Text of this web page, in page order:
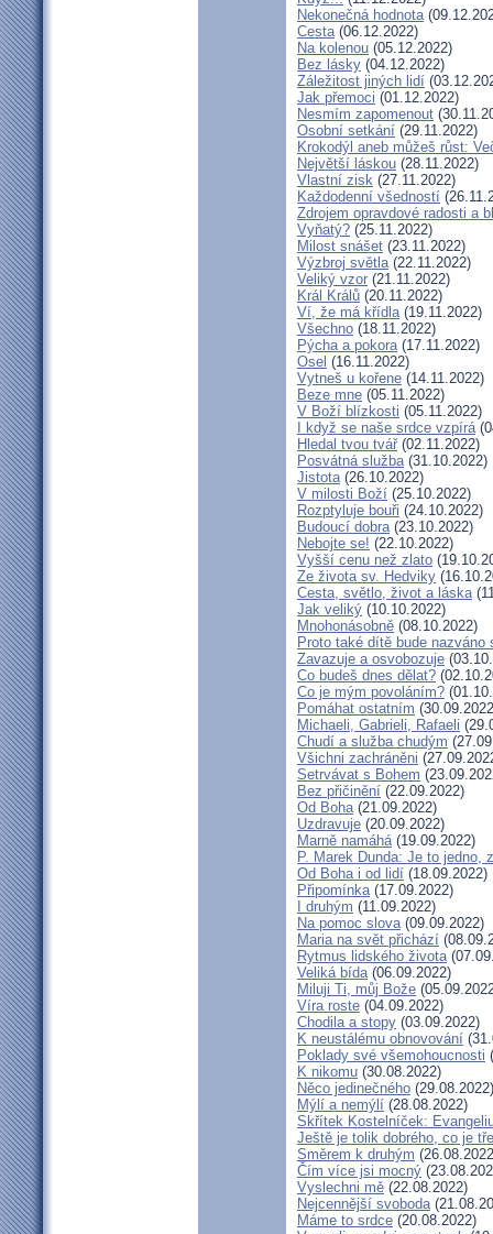
Nekonečná hodnota
Cesta(06.12.2022)
Na kolenou (05.12.2022)
Bez lásky (04.12.2022)
Záležitost jiných lidí
Jak přemoci (01.12.2022)
Nesmím zapomenout
Osobní setkání (29.11.2022)
Krokodýl aneb můžeš růst:
Největší láskou (28.11.2022)
Vlastní zisk (27.11.2022)
Každodenní všedností
Zdrojem opravdové radosti a
Vyňatý? (25.11.2022)
Milost snášet (23.11.2022)
Výzbroj světla(22.11.2022)
Veliký vzor (21.11.2022)
Král Králů (20.11.2022)
Ví, že má křídla(19.11.2022)
Všechno (18.11.2022)
Pýcha a pokora(17.11.2022)
Osel (16.11.2022)
Vytneš u kořene (14.11.2022)
Beze mne (05.11.2022)
V Boží blízkosti (05.11.2022)
I když se naše srdce vzpírá
Hledal tvou tvář(02.11.2022)
Posvátná služba(31.10.2022)
Jistota(26.10.2022)
V milosti Boží (25.10.2022)
Rozptyluje bouři (24.10.2022)
Budoucí dobra(23.10.2022)
Nebojte se! (22.10.2022)
Vyšší cenu než zlato
Ze života sv. Hedviky
Cesta, světlo, život a láska
Jak veliký (10.10.2022)
Mnohonásobně (08.10.2022)
Proto také dítě bude
Zavazuje a osvobozuje
Co budeš dnes dělat?
Co je mým povoláním?
Pomáhat ostatním
Michaeli, Gabrieli, Rafaeli
Chudí a služba chudým
Všichni zachráněni
Setrvávat s Bohem
Bez přičinění (22.09.2022)
Od Boha(21.09.2022)
Uzdravuje (20.09.2022)
Marně namáhá(19.09.2022)
P. Marek Dunda: Je to jedno,
Od Boha i od lidí (18.09.2022)
Připomínka(17.09.2022)
I druhým (11.09.2022)
Na pomoc slova(09.09.2022)
Maria na svět přichází
Rytmus lidského života
Veliká bída(06.09.2022)
Miluji Ti, můj Bože
Víra roste (04.09.2022)
Chodila a stopy (03.09.2022)
K neustálému obnovování
Poklady své všemohoucnosti
K nikomu (30.08.2022)
Něco jedinečného (29.08.2022)
Mýlí a nemýlí (28.08.2022)
Skřítek Kostelníček:
Ještě je tolik dobrého, co je
Směrem k druhým
Čím více jsi mocný
Vyslechni mě (22.08.2022)
Nejcennější svoboda
Máme to srdce (20.08.2022)